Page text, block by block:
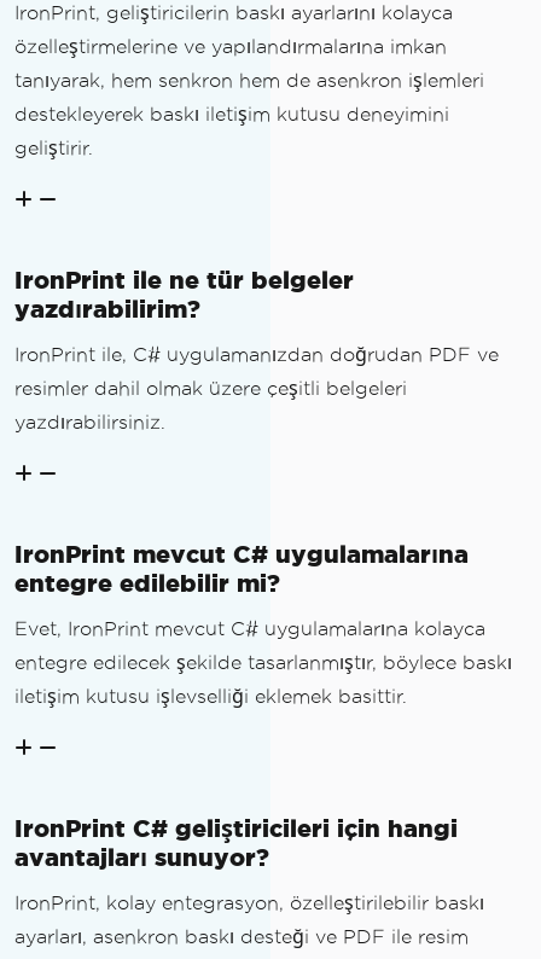
IronPrint, geliştiricilerin baskı ayarlarını kolayca
özelleştirmelerine ve yapılandırmalarına imkan
tanıyarak, hem senkron hem de asenkron işlemleri
destekleyerek baskı iletişim kutusu deneyimini
geliştirir.
IronPrint ile ne tür belgeler
yazdırabilirim?
IronPrint ile, C# uygulamanızdan doğrudan PDF ve
resimler dahil olmak üzere çeşitli belgeleri
yazdırabilirsiniz.
IronPrint mevcut C# uygulamalarına
entegre edilebilir mi?
Evet, IronPrint mevcut C# uygulamalarına kolayca
entegre edilecek şekilde tasarlanmıştır, böylece baskı
iletişim kutusu işlevselliği eklemek basittir.
IronPrint C# geliştiricileri için hangi
avantajları sunuyor?
IronPrint, kolay entegrasyon, özelleştirilebilir baskı
ayarları, asenkron baskı desteği ve PDF ile resim